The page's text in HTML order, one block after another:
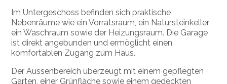
Im Untergeschoss befinden sich praktische
Nebenräume wie ein Vorratsraum, ein Natursteinkeller,
ein Waschraum sowie der Heizungsraum. Die Garage
ist direkt angebunden und ermöglicht einen
komfortablen Zugang zum Haus.
Der Aussenbereich überzeugt mit einem gepflegten
Garten, einer Grünfläche sowie einem gedeckten